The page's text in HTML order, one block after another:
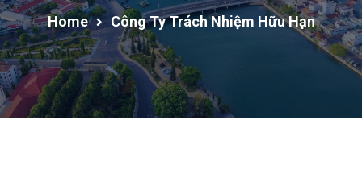
Home Công Ty Trách Nhiệm Hữu Hạn